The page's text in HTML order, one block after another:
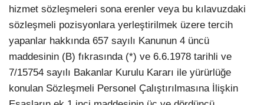
hizmet sözleşmeleri sona erenler veya bu kılavuzdaki
sözleşmeli pozisyonlara yerleştirilmek üzere tercih
yapanlar hakkında 657 sayılı Kanunun 4 üncü
maddesinin (B) fıkrasında (*) ve 6.6.1978 tarihli ve
7/15754 sayılı Bakanlar Kurulu Kararı ile yürürlüğe
konulan Sözleşmeli Personel Çalıştırılmasına İlişkin